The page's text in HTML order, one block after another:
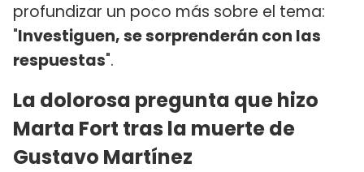
profundizar un poco más sobre el tema:
"Investiguen, se sorprenderán con las
respuestas".
La dolorosa pregunta que hizo
Marta Fort tras la muerte de
Gustavo Martínez